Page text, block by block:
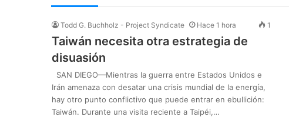
Todd G. Buchholz - Project Syndicate Hace 1 hora 1
Taiwán necesita otra estrategia de
disuasión
SAN DIEGO—Mientras la guerra entre Estados Unidos e
Irán amenaza con desatar una crisis mundial de la energía,
hay otro punto conflictivo que puede entrar en ebullición:
Taiwán. Durante una visita reciente a Taipéi,…